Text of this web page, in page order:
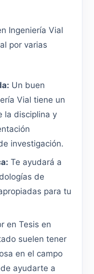
Ingeniería Vial
por varias
Un buen
Vial tiene un
la disciplina y
investigación.
Te ayudará a
de
para tu
en Tesis en
suelen tener
en el campo
ayudarte a